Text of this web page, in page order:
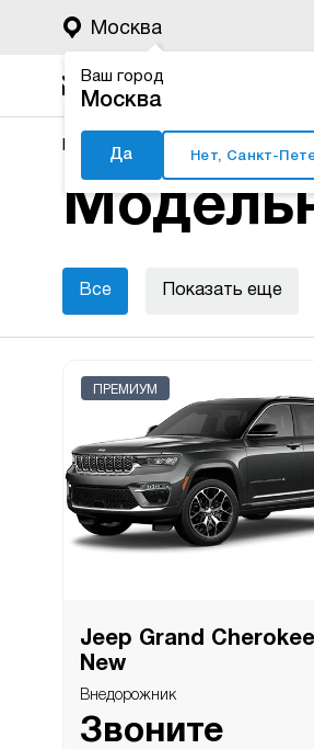
Москва
Ваш город
Москва
Да Нет, Санкт-
Major Auto
Все Показать еще
ПРЕМИУМ
Jeep Grand Cherokee
New
Внедорожник
Звоните